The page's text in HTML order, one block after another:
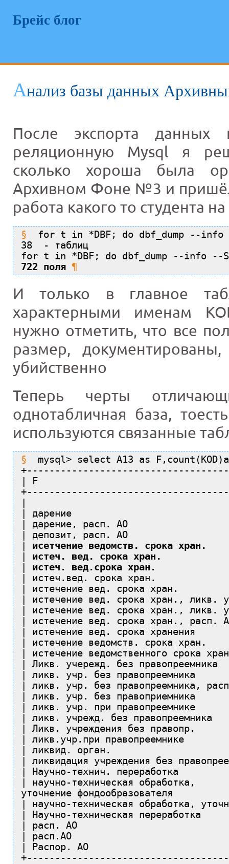
Брейс блог
Анализ базы данных
После экспорта
реляционную Mysql я
сколько хороша была
Архивном Фоне №3 и
работа какого то студента
for t in *DBF; do dbf_dump --
38  - таблиц
for t in *DBF; do dbf_dump --info
722 поля
И только в главное
характерными именам
нужно отметить, что все
размер,
убийственно
Теперь черты
однотабличная база,
используются связанные
mysql> select A13 as
| F
| дарение
| дарение, расп. АО
| депозит, расп. АО
исетчение ведомств. срока хран.
истеч. вед. срока хран.
истеч. вед.срока хран.
| истеч.вед. срока хран.
| истечение вед. срока хран.
| истечение вед. срока хран., ликв.
| истечение вед. срока хран., ликв.
| истечение вед. срока хран., расп.
| истечение вед. срока хранения
| истечение ведомств. срока хран.
| истечение ведомственного срока
| Ликв. учережд. без правопреемника
| ликв. учр. без правопреемника
| ликв. учр. без правопреемника,
| ликв. учр. без правоприемника
| ликв. учр. при правопреемнике
| ликв. учрежд. без правопреемника
| Ликв. учреждения без правопр.
| ликв.учр.при правопреемнике
| ликвид. орган.
| ликвидация учреждения без
| Научно-технич. переработка
| научно-техническая обработка,
уточнение фондообразователя
| научно-техническая обработка,
| Научно-техническая переработка
| расп. АО
| расп.АО
| Распор. АО